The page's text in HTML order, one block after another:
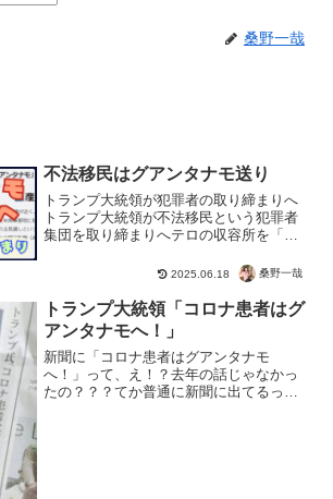
桑野一哉
不法移民はグアンタナモ送り
トランプ大統領が犯罪者の取り締まりへ
トランプ大統領が不法移民という犯罪者
集団を取り締まりへテロの収容所を「グ
で犯罪やテロ行為を行い、治安と文化を
破壊する不法移民。左翼の悪事により、
善良な市民が被害を受けて...
2025.06.18 桑野一哉
トランプ大統領「コロナ患者はグ
アンタナモへ！」
新聞に「コロナ患者はグアンタナモ
へ！」って、え！？去年の話じゃなかっ
たの？？？てか普通に新聞に出てるっ